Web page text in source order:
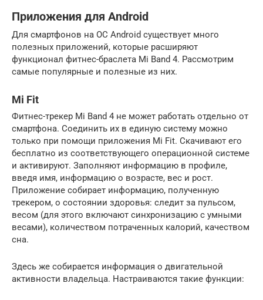
Приложения для Android
Для смартфонов на ОС Android существует много
полезных приложений, которые расширяют
функционал фитнес-браслета Mi Band 4. Рассмотрим
самые популярные и полезные из них.
Mi Fit
Фитнес-трекер Mi Band 4 не может работать отдельно от
смартфона. Соединить их в единую систему можно
только при помощи приложения Mi Fit. Скачивают его
бесплатно из соответствующего операционной системе
и активируют. Заполняют информацию в профиле,
введя имя, информацию о возрасте, вес и рост.
Приложение собирает информацию, полученную
трекером, о состоянии здоровья: следит за пульсом,
весом (для этого включают синхронизацию с умными
весами), количеством потраченных калорий, качеством
сна.
Здесь же собирается информация о двигательной
активности владельца. Настраиваются такие функции: